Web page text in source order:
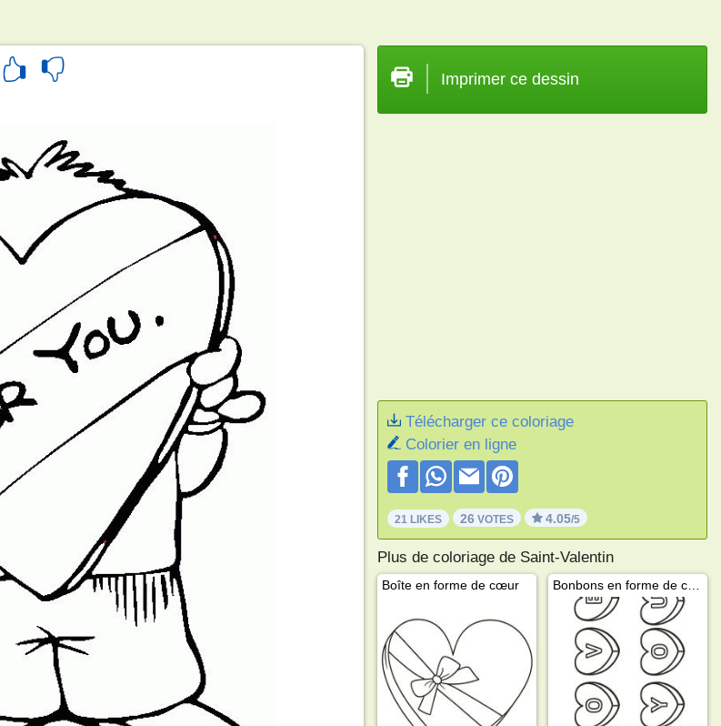
Imprimer ce dessin
Télécharger ce coloriage
Colorier en ligne
21 LIKES 26VOTES 4.05/5
Plus de coloriage de Saint-Valentin
Boîte en forme de cœur Bonbons en forme de cœur love you